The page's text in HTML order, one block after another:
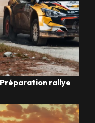
Préparation rallye